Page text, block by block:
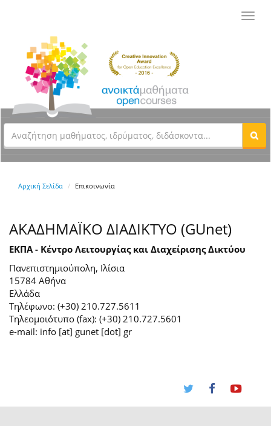
Αρχική Σελίδα Επικοινωνία
ΑΚΑΔΗΜΑΪΚΟ ΔΙΑΔΙΚΤΥΟ (GUnet)
ΕΚΠΑ - Κέντρο Λειτουργίας και Διαχείρισης Δικτύου
Πανεπιστημιούπολη, Ιλίσια
15784 Αθήνα
Ελλάδα
Τηλέφωνο: (+30) 210.727.5611
Τηλεομοιότυπο (fax): (+30) 210.727.5601
e-mail: info [at] gunet [dot] gr